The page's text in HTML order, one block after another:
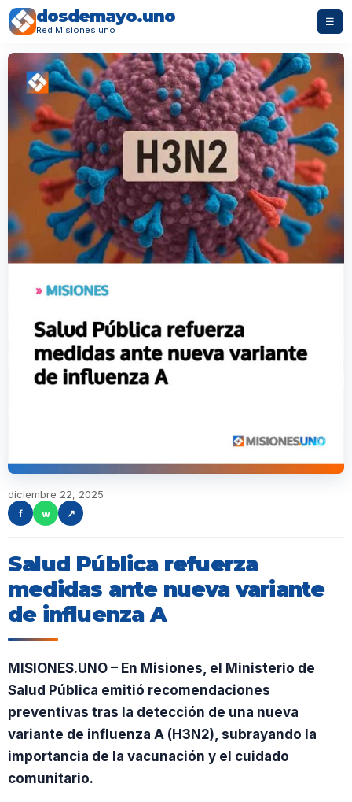
dosdemayo.uno
Red Misiones.uno
☰
diciembre 22, 2025
f
w ↗
Salud Pública refuerza
medidas ante nueva variante
de influenza A
MISIONES.UNO – En Misiones, el Ministerio de
Salud Pública emitió recomendaciones
preventivas tras la detección de una nueva
variante de influenza A (H3N2), subrayando la
importancia de la vacunación y el cuidado
comunitario.